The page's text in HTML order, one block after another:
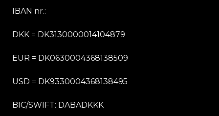
IBAN nr.:
DKK = DK3130000014104879
EUR = DK0630004368138509
USD = DK9330004368138495
BIC/SWIFT: DABADKKK